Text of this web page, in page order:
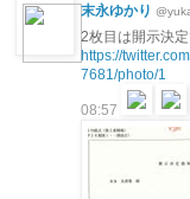
末永ゆかり
2枚目は開示決定
https://
7681/photo/1
08:57